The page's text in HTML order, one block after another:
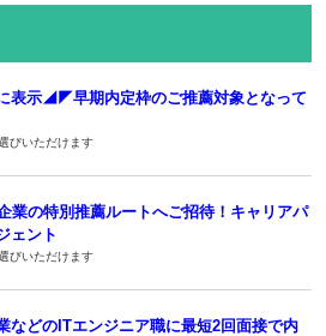
表示◢◤早期内定枠のご推薦対象となって
びいただけます
業の特別推薦ルートへご招待！キャリアパ
ェント
びいただけます
などのITエンジニア職に最短2回面接で内